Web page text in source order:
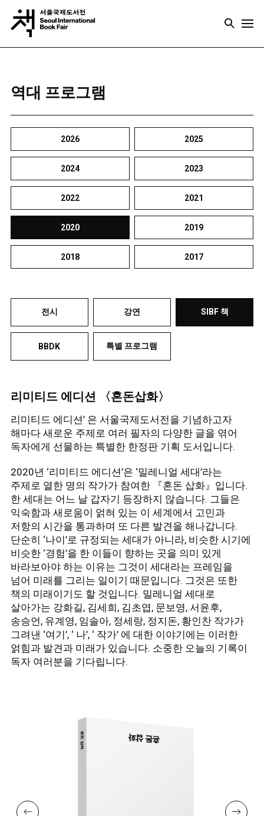
역대 프로그램
2026 2025
2024 2023
2022 2021
2020 2019
2018 2017
전시 강연 SIBF 책
BBDK 특별 프로그램
리미티드 에디션 〈혼돈삽화〉
리미티드 에디션’ 은 서울국제도서전을 기념하고자
해마다 새로운 주제로 여러 필자의 다양한 글을 엮어
독자에게 선물하는 특별한 한정판 기획 도서입니다.
2020년 ‘리미티드 에디션’은 ‘밀레니얼 세대’라는
주제로 열한 명의 작가가 참여한 『혼돈 삽화』입니다.
한 세대는 어느 날 갑자기 등장하지 않습니다. 그들은
익숙함과 새로움이 얽혀 있는 이 세계에서 고민과
저항의 시간을 통과하며 또 다른 발견을 해나갑니다.
단순히 ‘나이’로 규정되는 세대가 아니라, 비슷한 시기에
비슷한 ‘경험’을 한 이들이 향하는 곳을 의미 있게
바라보아야 하는 이유는 그것이 세대라는 프레임을
넘어 미래를 그리는 일이기 때문입니다. 그것은 또한
책의 미래이기도 할 것입니다. 밀레니얼 세대로
살아가는 강화길, 김세희, 김초엽, 문보영, 서윤후,
송승언, 유계영, 임솔아, 정세랑, 정지돈, 황인찬 작가가
그려낸 ‘여기’, ‘ 나’, ‘ 작가’ 에 대한 이야기에는 이러한
얽힘과 발견과 미래가 있습니다. 소중한 오늘의 기록이
독자 여러분을 기다립니다.